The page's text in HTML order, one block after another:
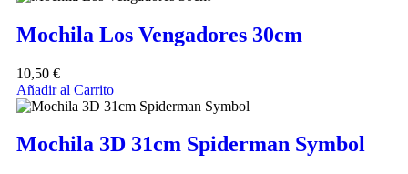
Mochila Los Vengadores 30cm
10,50 €
Añadir al Carrito
Mochila 3D 31cm Spiderman Symbol